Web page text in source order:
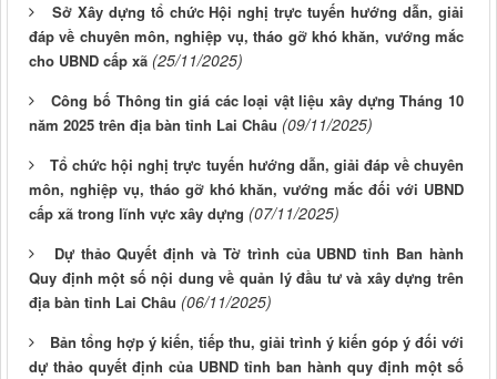
Sở Xây dựng tổ chức Hội nghị trực tuyến hướng dẫn, giải
đáp về chuyên môn, nghiệp vụ, tháo gỡ khó khăn, vướng mắc
cho UBND cấp xã (25/11/2025)
Công bố Thông tin giá các loại vật liệu xây dựng Tháng 10
năm 2025 trên địa bàn tỉnh Lai Châu (09/11/2025)
Tổ chức hội nghị trực tuyến hướng dẫn, giải đáp về chuyên
môn, nghiệp vụ, tháo gỡ khó khăn, vướng mắc đối với UBND
cấp xã trong lĩnh vực xây dựng (07/11/2025)
Dự thảo Quyết định và Tờ trình của UBND tỉnh Ban hành
Quy định một số nội dung về quản lý đầu tư và xây dựng trên
địa bàn tỉnh Lai Châu (06/11/2025)
Bản tổng hợp ý kiến, tiếp thu, giải trình ý kiến góp ý đối với
dự thảo quyết định của UBND tỉnh ban hành quy định một số